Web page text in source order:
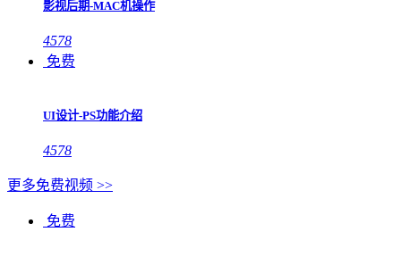
影视后期-MAC机操作
4578
免费
UI设计-PS功能介绍
4578
更多免费视频 >>
免费